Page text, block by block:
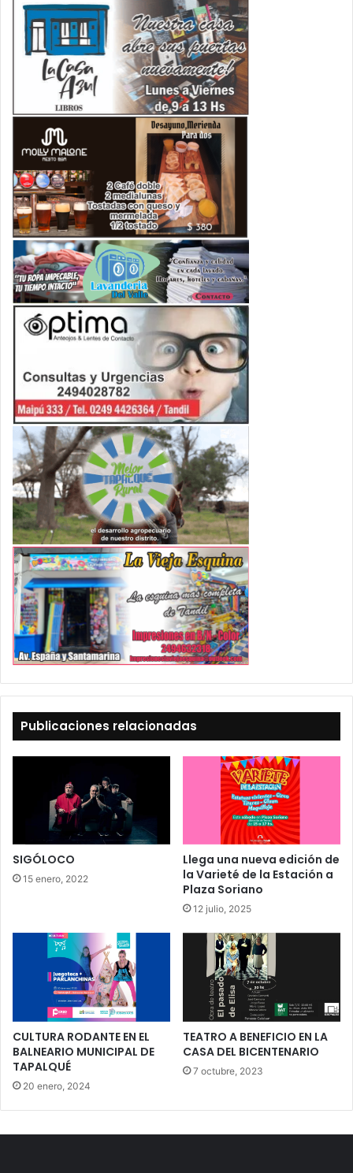
Publicaciones relacionadas
SIGÓLOCO
15 enero, 2022
Llega una nueva edición de
la Varieté de la Estación a
Plaza Soriano
12 julio, 2025
CULTURA RODANTE EN EL
BALNEARIO MUNICIPAL DE
TAPALQUÉ
20 enero, 2024
TEATRO A BENEFICIO EN LA
CASA DEL BICENTENARIO
7 octubre, 2023